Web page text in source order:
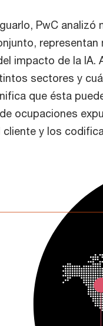
PwC
representan
impacto de la IA.
sectores y
que ésta
ocupaciones
cliente y los